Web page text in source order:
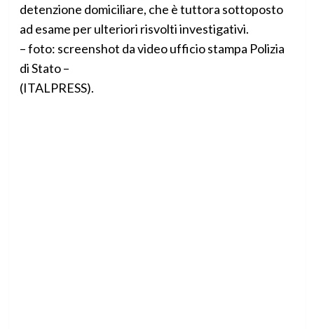
detenzione domiciliare, che è tuttora sottoposto
ad esame per ulteriori risvolti investigativi.
– foto: screenshot da video ufficio stampa Polizia
di Stato –
(ITALPRESS).